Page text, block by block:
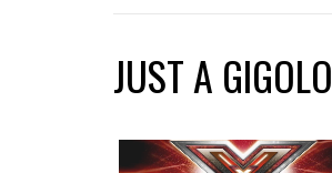
JUST A GIGOLO